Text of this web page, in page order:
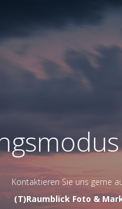
Kontaktieren Sie uns gerne
(T)Raumblick Foto &